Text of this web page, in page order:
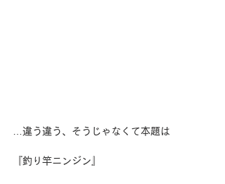
…違う違う、そうじゃなくて本題は
『釣り竿ニンジン』